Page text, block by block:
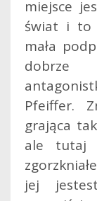
miejsce
świat i to
mała
dobrze
Pfeiffer.
grająca
ale tutaj
jej